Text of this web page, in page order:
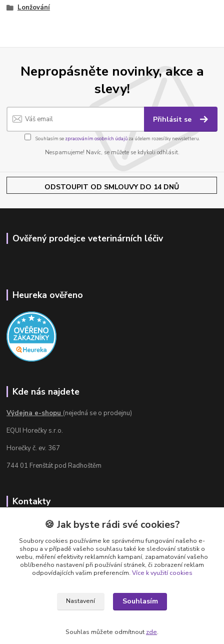
Lonžování
Nepropásněte novinky, akce a
slevy!
Přihlásit se
Souhlasím se zpracováním osobních údajůza účelem rozesílky newsletteru.
Nespamujeme! Navíc, se můžete se kdykoli odhlásit.
ODSTOUPIT OD SMLOUVY DO 14 DNŮ
Ověřený prodejce veterinárních léčiv
Heureka ověřeno
Kde nás najdete
Výdejna e-shopu (nejedná se o prodejnu)
EQUI Horečky s.r.o.
Horečky č. ev. 367
744 01 Frenštát pod Radhoštěm
Kontakty
Radka Chamrádová
+420 737 484 708
Výdejna e-shopu: Po-Ne, 8-20 hod.
info@equi-horecky.cz
Frenštát pod Radhoštěm, C 93460 vedená u Krajského soudu v Ostravě
🍪 Jak byste rádi své cookies?
Soubory cookies používáme ke správnému fungování našeho e-
shopu a v případě vašeho souhlasu také ke sledování statistik o
webu, měření efektivity reklamních kampaní, zapamatování vašeho
oblíbeného nastavení při používání stránek, či zobrazení reklam
odpovídajících vašim preferencím. Více k využití cookies
Nastavení Souhlasím
Souhlas můžete odmítnout zde.